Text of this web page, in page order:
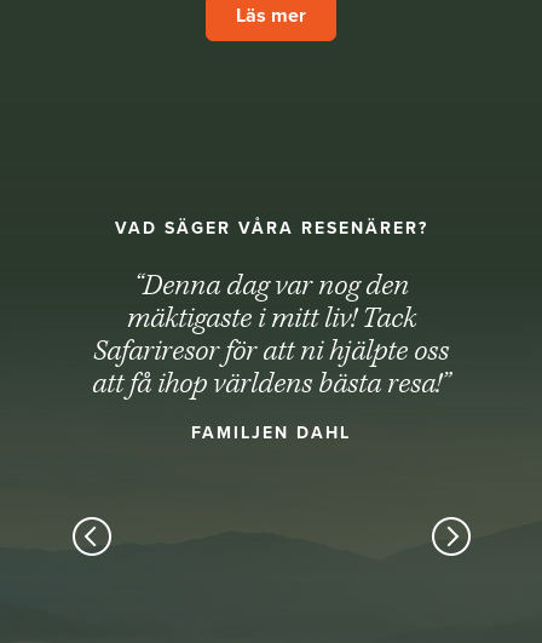
Läs mer
VAD SÄGER VÅRA RESENÄRER?
“Denna dag var nog den
mäktigaste i mitt liv! Tack
Safariresor för att ni hjälpte oss
att få ihop världens bästa resa!”
FAMILJEN DAHL